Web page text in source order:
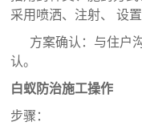
采用喷洒、注射、 设
方案确认：与住户
认。
白蚁防治施工操作
步骤：